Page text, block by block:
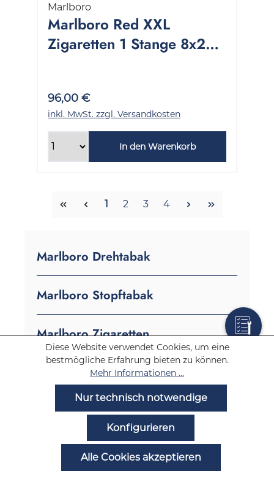
Marlboro Drehtabak
Marlboro Stopftabak
Marlboro Zigaretten
Zigaretten
E-Zigaretten
Marlboro
Marlboro Red XXL
Zigaretten 1 Stange 8x28
96,00 €
inkl. MwSt. zzgl. Versandkosten
In den Warenkorb
Seite
1 Seite
2 Seite
3 Seite
4
Diese Website verwendet Cookies, um eine
bestmögliche Erfahrung bieten zu können.
Mehr Informationen ...
Nur technisch notwendige
Konfigurieren
Alle Cookies akzeptieren